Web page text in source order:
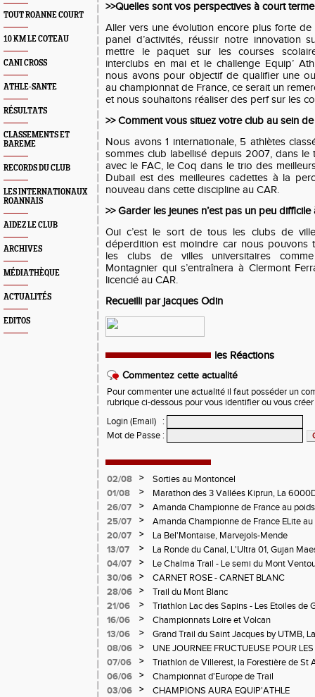
TOUT ROANNE COURT
10 KM LE COTEAU
CANI CROSS
ATHLE-SANTE
RÉSULTATS
CLASSEMENTS ET
BAREME
RECORDS DU CLUB
LES INTERNATIONAUX
ROANNAIS
AIDEZ LE CLUB
ARCHIVES
MÉDIATHÈQUE
ACTUALITÉS
EDITOS
>>Quelles sont vos perspectives à court
Aller vers une évolution encore plus forte
panel d’activités, réussir notre innovation
mettre le paquet sur les courses
interclubs en mai et le challenge Equip’
nous avons pour objectif de qualifier une
au championnat de France, ce serait un
et nous souhaitons réaliser des perf sur les
>> Comment vous situez votre club au sein de
Nous avons 1 internationale, 5 athlètes
sommes club labellisé depuis 2007, dans le
avec le FAC, le Coq dans le trio des
Dubail est des meilleures cadettes à la
nouveau dans cette discipline au CAR.
>> Garder les jeunes n’est pas un peu difficile
Oui c’est le sort de tous les clubs de
déperdition est moindre car nous pouvons
les clubs de villes universitaires
Montagnier qui s’entraînera à Clermont
licencié au CAR.
Recueilli par jacques Odin
les Réactions
Commentez cette actualité
Pour commenter une actualité il faut posséder un
rubrique ci-dessous pour vous identifier ou vous
Login (Email)
:
Mot de Passe :
02/08 >
Sorties au Montoncel
01/08
>
Marathon des 3 Vallées Kiprun, La
Verticale d'Orcières, St Augustin
26/07 >
Amanda Championne de France au poids
25/07
>
Amanda Championne de France ELite
20/07
>
La Bel'Montaise, Marvejols-Mende
13/07
>
La Ronde du Canal, L'Ultra 01, Gujan
04/07
>
Le Chalma Trail - Le semi du Mont
Cublize - Les Passerelles de Monteynard
Pralognon La Vanoise
30/06 >
CARNET ROSE - CARNET BLANC
28/06
>
Trail du Mont Blanc
21/06
>
Triathlon Lac des Sapins - Les Etoiles de
16/06
>
Championnats Loire et Volcan
13/06
>
Grand Trail du Saint Jacques by UTMB,
d'Andrézieux-Bouthéon
08/06 >
UNE JOURNEE FRUCTUEUSE POUR
CHAMPIONNATS DE LA LOIRE A
07/06 >
Triathlon de Villerest, la Forestière de St
Circuit de la Sure, Tour du Pays Roannais
06/06 >
Championnat d'Europe de Trail
03/06
>
CHAMPIONS AURA EQUIP'ATHLE